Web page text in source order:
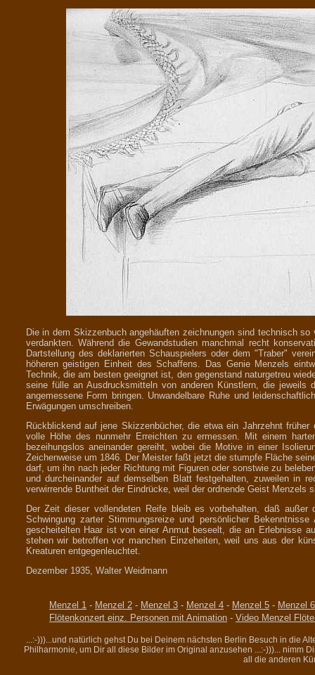
Die in dem Skizzenbuch angehäuften zeichnungen sind technisch
verdankten. Während die Gewandstudien manchmal recht
Dartstellung des deklarierten Schauspielers oder dem "Traber"
höheren geistigen Einheit des Schaffens. Das Genie Menzels
Technik, die am besten geeignet ist, den gegenstand naturgetreu
seine fülle an Ausdrucksmitteln von anderen Künstlern, die
angemessene Form bringen. Unwandelbare Ruhe und
Erwägungen umschreiben.
Rückblickend auf jene Skizzenbücher, die etwa ein Jahrzehnt
volle Höhe des nunmehr Erreichten zu ermessen. Mit einem
bezeihungslos aneinander gereiht, wobei die Motive in einer
Zeichenweise um 1846. Der Meister faßt jetzt die stumpfe Fläche
darf, um ihn nach jeder Richtung mit Figuren oder sonstwie zu
und durcheinander auf demselben Blatt festgehalten, zuweilen in
verwirrende Buntheit der Eindrücke, weil der ordnende Geist Menzels
Der Zeit dieser vollendeten Reife bleib es vorbehalten, daß
Schwingung zarter Stimmungsreize und persönlicher
gescheitelten Haar ist von einer Anmut beseelt, die an Erlebnisse
stehen wir betroffen vor manchen Einzeheiten, weil uns aus der
Kreaturen entgegenleuchtet.
Dezember 1935, Walter Weidmann
Menzel 1 - Menzel 2 - Menzel 3 - Menzel 4 - Menzel 5 - Menzel 6
Flötenkonzert einz. Personen mit Animation - Video Menzel
...:-)))...und natürlich gehst Du bei Deinem nächsten Berlin Besuch in die
Philharmonie, um Dir all diese Bilder im Original anzusehen ...:-)))... nimm
all die anderen